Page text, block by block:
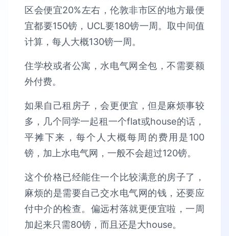
区会便宜20%左右，伦敦非市区的地方最便
宜都要150镑，UCL要180镑一周。取中间值
计算，每人大概130镑一周。
住学校或者公寓，水电气网全包，不需要额
外付费。
如果自己租房子，会更便宜，但是麻烦事较
多，几个同学一起租一个flat或house的话，
平摊下来，每个人大概每周的费用是100
镑，加上水电气网，一般不会超过120镑。
这个价格已经能住一个比较满意的房子了，
麻烦的是需要自己交水电气网的钱，还要应
付中介的检查。偏远村落就更便宜啦，一周
加起来只需80镑，而且还是大house。